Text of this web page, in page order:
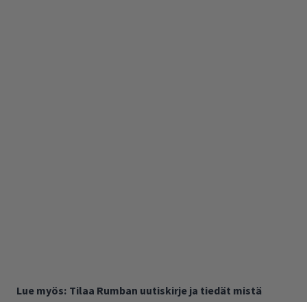
Lue myös: Tilaa Rumban uutiskirje ja tiedät mistä